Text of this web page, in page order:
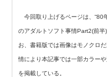
今回取り上げるページは、“80
のアダルトソフト事情Part2(前半
お、書籍版では画像はモノクロ
情により本記事では一部カラー
を掲載している。